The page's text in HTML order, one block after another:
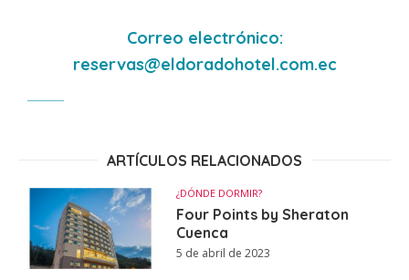
Correo electrónico:
reservas@eldoradohotel.com.ec
ARTÍCULOS RELACIONADOS
¿DÓNDE DORMIR?
Four Points by Sheraton
Cuenca
5 de abril de 2023